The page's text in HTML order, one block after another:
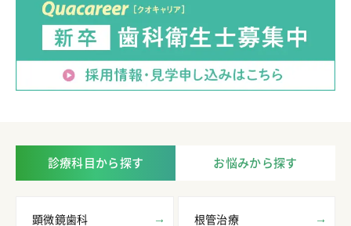
診療科目から探す お悩みから探す
顕微鏡歯科 根管治療